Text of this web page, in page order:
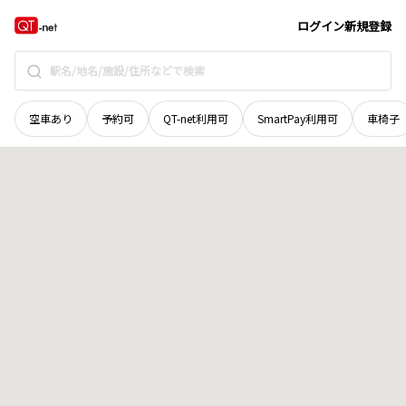
ログイン新規登録
空車あり 予約可 QT-net利用可 SmartPay利用可 車椅子
北海道 地域選択で探す